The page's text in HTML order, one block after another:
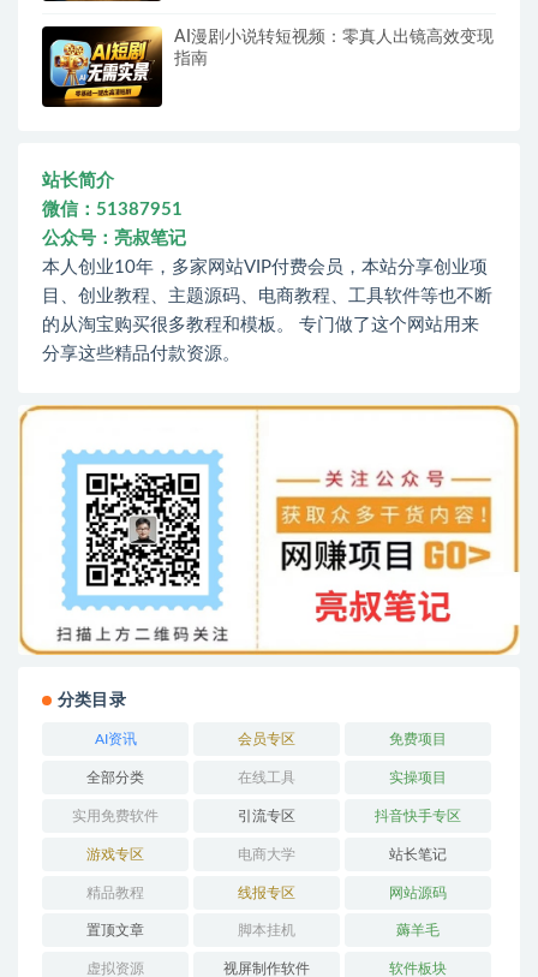
AI漫剧小说转短视频：零真人出镜高效变现
指南
站长简介
微信：51387951
公众号：亮叔笔记
本人创业10年，多家网站VIP付费会员，本站分享创业项
目、创业教程、主题源码、电商教程、工具软件等也不断
的从淘宝购买很多教程和模板。 专门做了这个网站用来
分享这些精品付款资源。
分类目录
AI资讯 会员专区 免费项目
全部分类 在线工具 实操项目
实用免费软件 引流专区 抖音快手专区
游戏专区 电商大学 站长笔记
精品教程 线报专区 网站源码
置顶文章 脚本挂机 薅羊毛
虚拟资源 视屏制作软件 软件板块